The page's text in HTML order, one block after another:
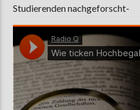
AKTUELLE SENDUNG
MOEBIUS
00:00 09:00
ZU HÖREN INMünster90,9 MHz
Studierenden nachgeforscht-